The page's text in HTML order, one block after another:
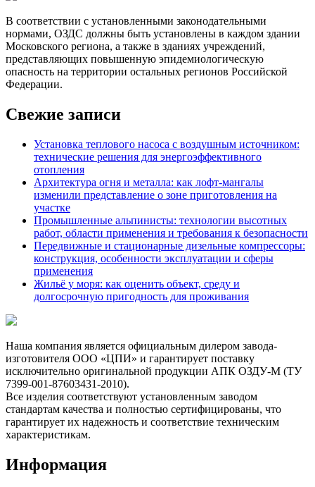
В соответствии с установленными законодательными
нормами, ОЗДС должны быть установлены в каждом здании
Московского региона, а также в зданиях учреждений,
представляющих повышенную эпидемиологическую
опасность на территории остальных регионов Российской
Федерации.
Свежие записи
Установка теплового насоса с воздушным источником:
технические решения для энергоэффективного
отопления
Архитектура огня и металла: как лофт-мангалы
изменили представление о зоне приготовления на
участке
Промышленные альпинисты: технологии высотных
работ, области применения и требования к безопасности
Передвижные и стационарные дизельные компрессоры:
конструкция, особенности эксплуатации и сферы
применения
Жильё у моря: как оценить объект, среду и
долгосрочную пригодность для проживания
Наша компания является официальным дилером завода-
изготовителя ООО «ЦПИ» и гарантирует поставку
исключительно оригинальной продукции АПК ОЗДУ-М (ТУ
7399-001-87603431-2010).
Все изделия соответствуют установленным заводом
стандартам качества и полностью сертифицированы, что
гарантирует их надежность и соответствие техническим
характеристикам.
Информация